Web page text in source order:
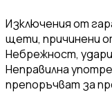
Изключения от
щети, причинени
Небрежност,
Неправилна
препоръчват за